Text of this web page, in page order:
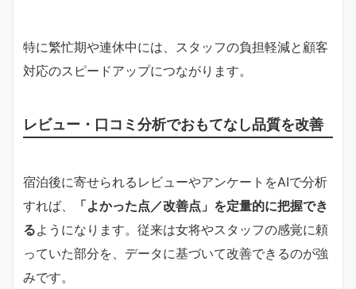
特に繁忙期や連休中には、スタッフの負担軽減と顧客
対応のスピードアップにつながります。
レビュー・口コミ分析でおもてなし品質を改善
宿泊後に寄せられるレビューやアンケートをAIで分析
すれば、
「よかった点／改善点」を定量的に把握でき
るようになります。従来は女将やスタッフの感覚に頼
っていた部分を、データに基づいて改善できるのが強
みです。